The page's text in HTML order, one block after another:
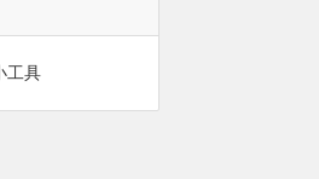
工具